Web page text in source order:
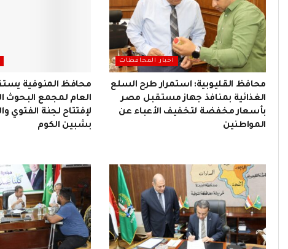
اخبار المحافظات
محافظ القليوبية: استمرار طرح السلع
الغذائية بمنافذ جهاز مستقبل مصر
بأسعار مخفضة لتخفيف الأعباء عن
المواطنين
محافظ المنوفية
العام لمجمع البحوث
لإفتتاح لجنة الفتوي
بشبين الكوم